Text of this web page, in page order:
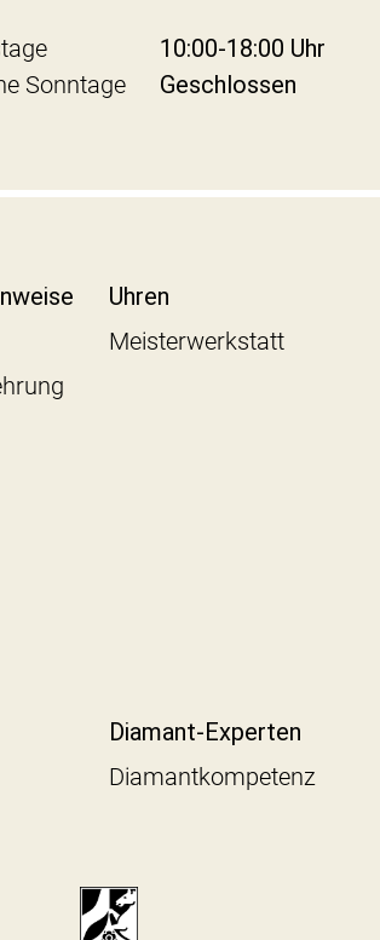
10:00-18:00 Uhr
Sonntage
Geschlossen
Uhren
Meisterwerkstatt
Diamant-Experten
Diamantkompetenz